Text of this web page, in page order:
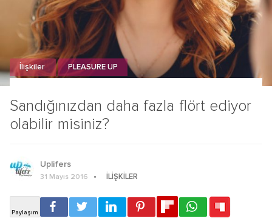
Sandığınızdan daha fazla flört ediyor
olabilir misiniz?
İlişkiler PLEASURE UP
Uplifers
31 Mayıs 2016 İLIŞKILER